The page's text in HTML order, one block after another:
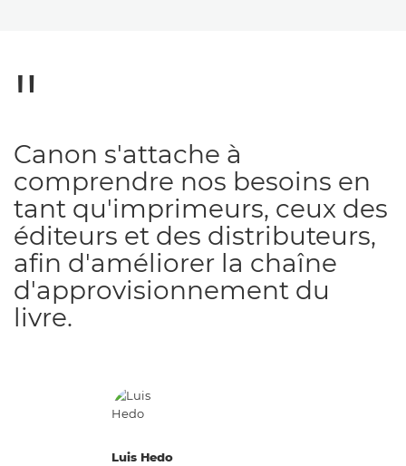
Luis Hedo
Canon s'attache à
comprendre nos besoins en
tant qu'imprimeurs, ceux des
éditeurs et des distributeurs,
afin d'améliorer la chaîne
d'approvisionnement du
livre.